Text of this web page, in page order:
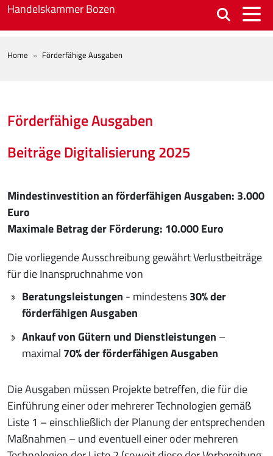
Skip to main content
Handelskammer Bozen
BREADCRUMB
Home Förderfähige Ausgaben
Förderfähige Ausgaben
Beiträge Digitalisierung 2025
Mindestinvestition an förderfähigen Ausgaben: 3.000
Euro
Maximale Betrag der Förderung: 10.000 Euro
Die vorliegende Ausschreibung gewährt Verlustbeiträge
für die Inanspruchnahme von
Beratungsleistungen - mindestens30% der
förderfähigen Ausgaben
Ankauf von Gütern und Dienstleistungen –
maximal 70% der förderfähigen Ausgaben
Die Ausgaben müssen Projekte betreffen, die für die
Einführung einer oder mehrerer Technologien gemäß
Liste 1 – einschließlich der Planung der entsprechenden
Maßnahmen – und eventuell einer oder mehreren